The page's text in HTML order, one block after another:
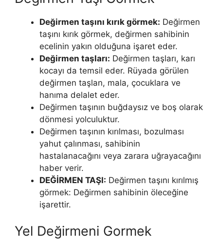
Değirmen taşını kırık görmek: Değirmen
taşını kırık görmek, değirmen sahibinin
ecelinin yakın olduğuna işaret eder.
Değirmen taşları: Değirmen taşları, karı
kocayı da temsil eder. Rüyada görülen
değirmen taşlan, mala, çocuklara ve
hanıma delalet eder.
Değirmen taşının buğdaysız ve boş olarak
dönmesi yolculuktur.
Değirmen taşının kırılması, bozulması
yahut çalınması, sahibinin
hastalanacağını veya zarara uğrayacağını
haber verir.
DEĞİRMEN TAŞI: Değirmen taşını kırılmış
görmek: Değirmen sahibi­nin öleceğine
işarettir.
Yel Değirmeni Gormek